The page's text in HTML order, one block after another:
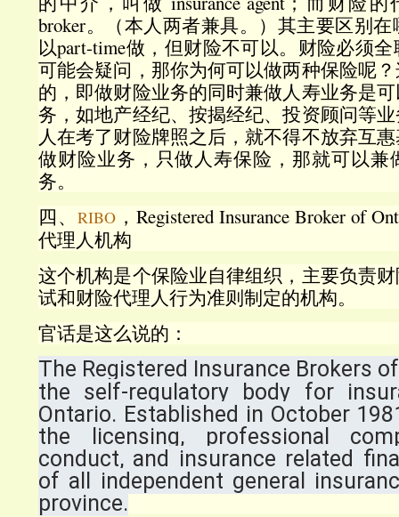
broker。（本人两者兼具。）其主要区别
以part-time做，但财险不可以。财险必须
可能会疑问，那你为何可以做两种保险呢
的，即做财险业务的同时兼做人寿业务是
务，如地产经纪、按揭经纪、投资顾问等
人在考了财险牌照之后，就不得不放弃互
做财险业务，只做人寿保险，那就可以兼
务。
四、 RIBO ，Registered Insurance Broker of
代理人机构
这个机构是个保险业自律组织，主要负责
试和财险代理人行为准则制定的机构。
官话是这么说的：
The Registered Insurance Brokers
the self-regulatory body for
Ontario. Established in October
the licensing, professional
conduct, and insurance related
of all independent general
province.